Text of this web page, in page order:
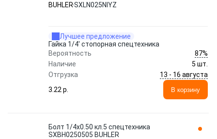
BUHLERSXLN025NIYZ
Лучшее предложение
Гайка 1/4' стопорная спецтехника
Вероятность
87%
Наличие
5 шт.
Отгрузка
13 - 16 августа
3.22 p.
В корзину
Болт 1/4x0.50 кл.5 спецтехника
SXBH0250505 BUHLER